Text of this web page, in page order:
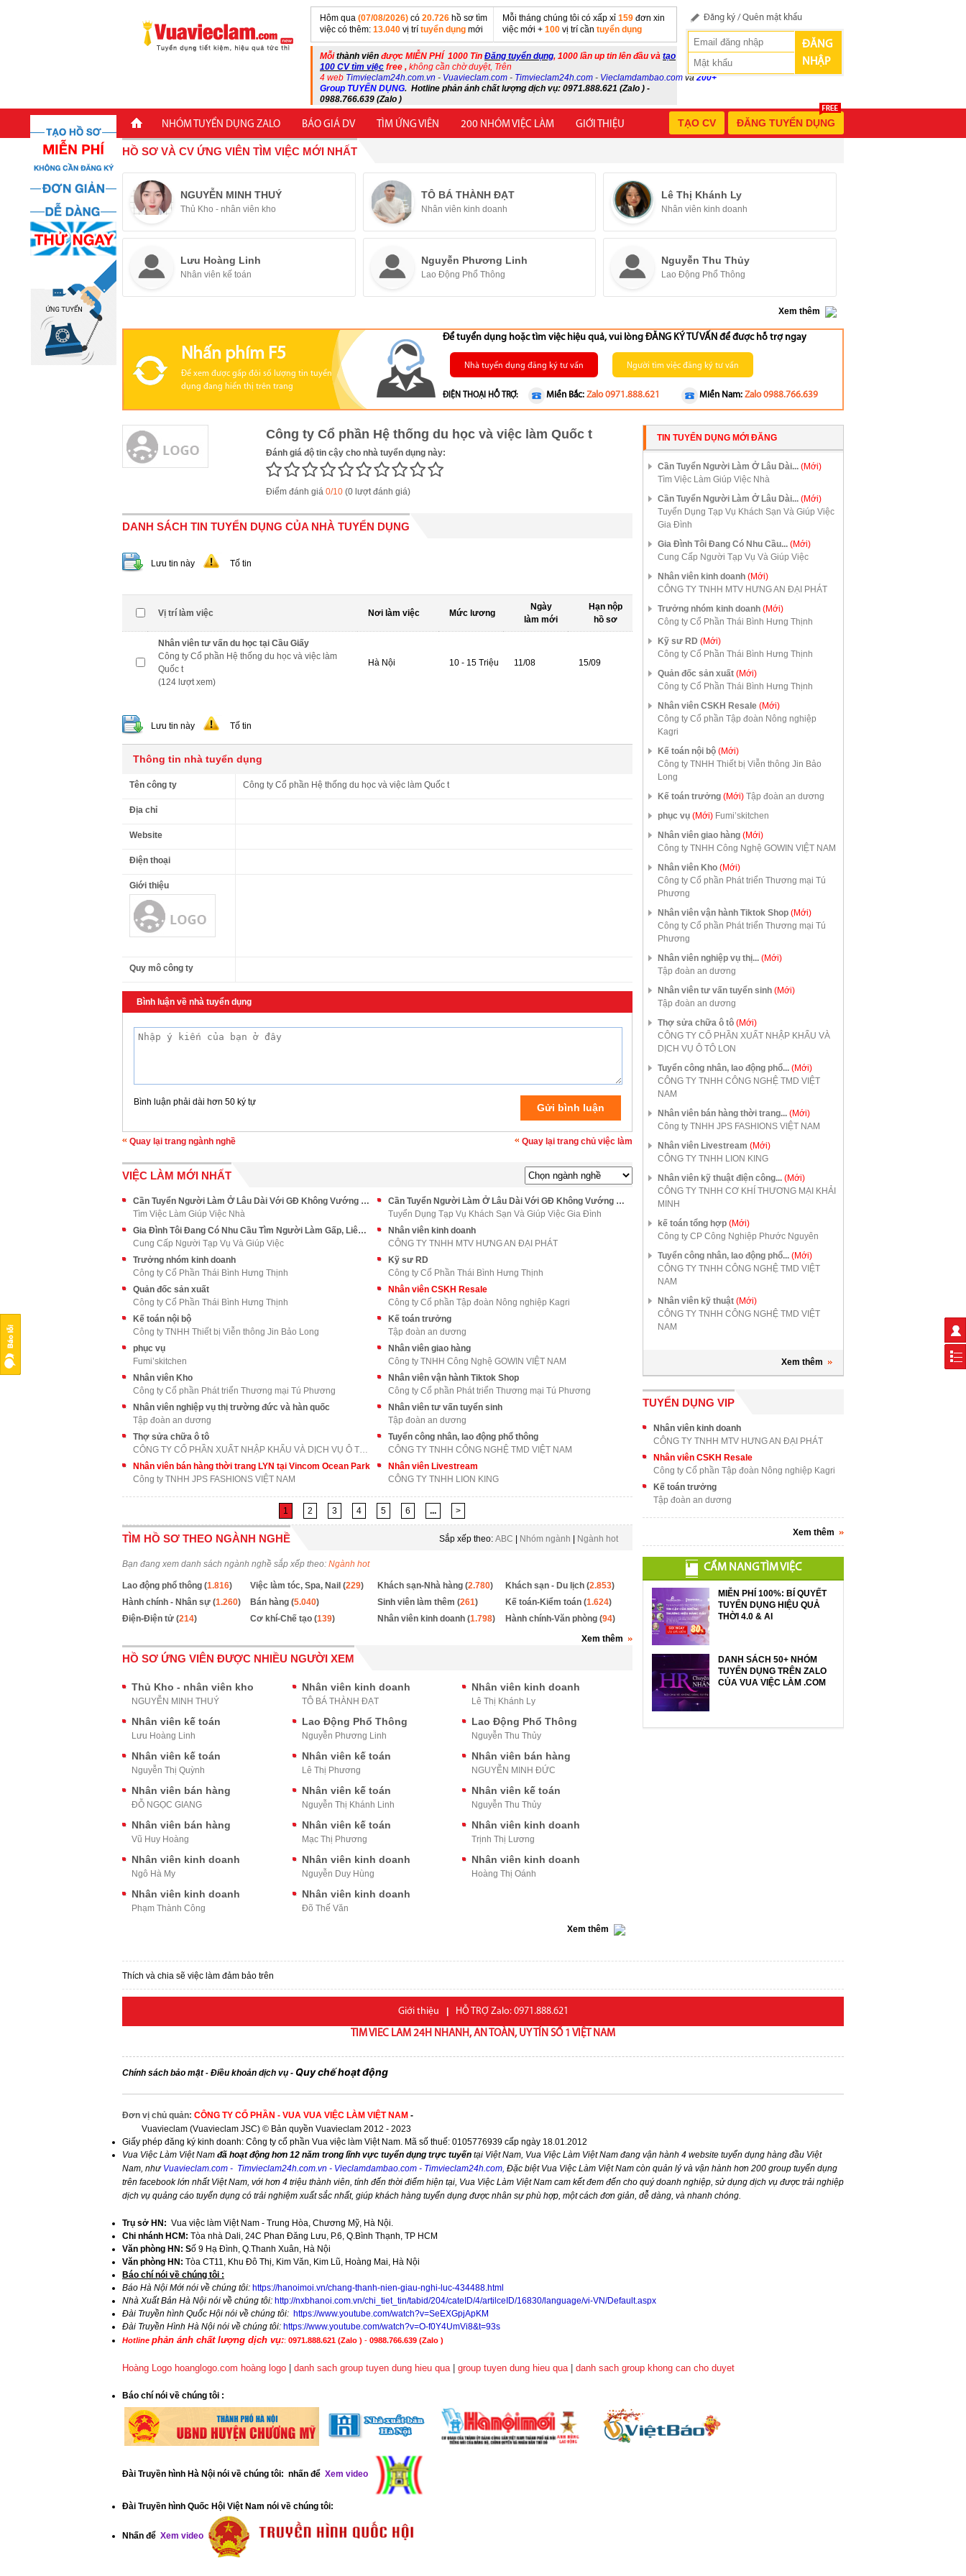
Hôm qua (07/08/2026) có 20.726 hồ sơ tìm
việc có thêm: 13.040 vị trí tuyển dụng mới
Mỗi tháng chúng tôi có xấp xỉ 159 đơn xin
việc mới + 100 vị trí cần tuyển dụng
Mỗithành viên được MIỄN PHÍ 1000 Tin Đăng tuyển dụng, 1000 lần up tin lên đầu và tạo
100 CV tìm việc free , không cần chờ duyệt, Trên
4 web Timvieclam24h.com.vn - Vuavieclam.com - Timvieclam24h.com - Vieclamdambao.com và 200+
Group TUYỂN DỤNG. Hotline phản ánh chất lượng dịch vụ: 0971.888.621 (Zalo ) -
0988.766.639 (Zalo )
Đăng ký /Quên mật khẩu
ĐĂNG
NHẬP
NHÓM TUYỂN DỤNG ZALO BÁO GIÁ DV TÌM ỨNG VIÊN 200 NHÓM VIỆC LÀM GIỚI THIỆU ĐĂNG TUYỂN DỤNG
TẠO CV
HỒ SƠ VÀ CV ỨNG VIÊN TÌM VIỆC MỚI NHẤT
NGUYỄN MINH THUÝ
Thủ Kho - nhân viên kho
TÔ BÁ THÀNH ĐẠT
Nhân viên kinh doanh
Lê Thị Khánh Ly
Nhân viên kinh doanh
Lưu Hoàng Linh
Nhân viên kế toán
Nguyễn Phương Linh
Lao Động Phổ Thông
Nguyễn Thu Thủy
Lao Động Phổ Thông
Xem thêm
Nhấn phím F5
Để xem được gấp đôi số lượng tin tuyển
dụng đang hiển thị trên trang
Để tuyển dụng hoặc tìm việc hiệu quả, vui lòng ĐĂNG KÝ TƯ VẤN để được hỗ trợ ngay
Nhà tuyển dụng đăng ký tư vấn Người tìm việc đăng ký tư vấn
ĐIỆN THOẠI HỖ TRỢ: Miền Nam: Zalo 0988.766.639
Miền Bắc: Zalo 0971.888.621
Công ty Cổ phần Hệ thống du học và việc làm Quốc t
Đánh giá độ tin cậy cho nhà tuyển dụng này:
Điểm đánh giá 0/10 (0 lượt đánh giá)
DANH SÁCH TIN TUYỂN DỤNG CỦA NHÀ TUYỂN DỤNG
Lưu tin này Tố tin
Vị trí làm việc Nơi làm việc Mức lương
Ngày
làm mới
Hạn nộp
hồ sơ
Nhân viên tư vấn du học tại Cầu Giấy
Công ty Cổ phần Hệ thống du học và việc làm
Quốc t
(124 lượt xem)
Hà Nội 10 - 15 Triệu 11/08 15/09
Lưu tin này Tố tin
Thông tin nhà tuyển dụng
Tên công ty Công ty Cổ phần Hệ thống du học và việc làm Quốc t
Địa chỉ
Website
Điện thoại
Giới thiệu
Quy mô công ty
Bình luận về nhà tuyển dụng
Bình luận phải dài hơn 50 ký tự
Quay lại trang ngành nghề Quay lại trang chủ việc làm
VIỆC LÀM MỚI NHẤT
Cần Tuyển Người Làm Ở Lâu Dài Với GĐ Không Vướng Bận Quá Nhiều
Tìm Việc Làm Giúp Việc Nhà
Cần Tuyển Người Làm Ở Lâu Dài Với GĐ Không Vướng Bận Và Ít Xin Nghỉ
Tuyển Dụng Tạp Vụ Khách Sạn Và Giúp Việc Gia Đình
Gia Đình Tôi Đang Có Nhu Cầu Tìm Người Làm Gấp, Liên Hệ Ngay
Cung Cấp Người Tạp Vụ Và Giúp Việc
Nhân viên kinh doanh
CÔNG TY TNHH MTV HƯNG AN ĐẠI PHÁT
Trưởng nhóm kinh doanh
Công ty Cổ Phần Thái Bình Hưng Thịnh
Kỹ sư RD
Công ty Cổ Phần Thái Bình Hưng Thịnh
Quản đốc sản xuất
Công ty Cổ Phần Thái Bình Hưng Thịnh
Nhân viên CSKH Resale
Công ty Cổ phần Tập đoàn Nông nghiệp Kagri
Kế toán nội bộ
Công ty TNHH Thiết bị Viễn thông Jin Bảo Long
Kế toán trưởng
Tập đoàn an dương
phục vụ
Fumi’skitchen
Nhân viên giao hàng
Công ty TNHH Công Nghệ GOWIN VIỆT NAM
Nhân viên Kho
Công ty Cổ phần Phát triển Thương mại Tú Phương
Nhân viên vận hành Tiktok Shop
Công ty Cổ phần Phát triển Thương mại Tú Phương
Nhân viên nghiệp vụ thị trường đức và hàn quốc
Tập đoàn an dương
Nhân viên tư vấn tuyển sinh
Tập đoàn an dương
Thợ sửa chữa ô tô
CÔNG TY CỔ PHẦN XUẤT NHẬP KHẨU VÀ DỊCH VỤ Ô TÔ LON
Tuyển công nhân, lao động phổ thông
CÔNG TY TNHH CÔNG NGHỆ TMD VIỆT NAM
Nhân viên bán hàng thời trang LYN tại Vincom Ocean Park
Công ty TNHH JPS FASHIONS VIỆT NAM
Nhân viên Livestream
CÔNG TY TNHH LION KING
1 2 3 4 5 6 ... >
TÌM HỒ SƠ THEO NGÀNH NGHỀ Sắp xếp theo: ABC Nhóm ngành Ngành hot
Bạn đang xem danh sách ngành nghề sắp xếp theo: Ngành hot
Lao động phổ thông (1.816) Việc làm tóc, Spa, Nail (229) Khách sạn-Nhà hàng (2.780) Khách sạn - Du lịch (2.853)
Hành chính - Nhân sự (1.260) Bán hàng (5.040) Sinh viên làm thêm (261) Kế toán-Kiểm toán (1.624)
Điện-Điện tử (214) Cơ khí-Chế tạo (139) Nhân viên kinh doanh (1.798) Hành chính-Văn phòng (94)
Xem thêm
HỒ SƠ ỨNG VIÊN ĐƯỢC NHIỀU NGƯỜI XEM
Thủ Kho - nhân viên kho
NGUYỄN MINH THUÝ
Nhân viên kinh doanh
TÔ BÁ THÀNH ĐẠT
Nhân viên kinh doanh
Lê Thị Khánh Ly
Nhân viên kế toán
Lưu Hoàng Linh
Lao Động Phổ Thông
Nguyễn Phương Linh
Lao Động Phổ Thông
Nguyễn Thu Thủy
Nhân viên kế toán
Nguyễn Thị Quỳnh
Nhân viên kế toán
Lê Thị Phương
Nhân viên bán hàng
NGUYỄN MINH ĐỨC
Nhân viên bán hàng
ĐỖ NGỌC GIANG
Nhân viên kế toán
Nguyễn Thị Khánh Linh
Nhân viên kế toán
Nguyễn Thu Thủy
Nhân viên bán hàng
Vũ Huy Hoàng
Nhân viên kế toán
Mạc Thị Phương
Nhân viên kinh doanh
Trịnh Thị Lương
Nhân viên kinh doanh
Ngô Hà My
Nhân viên kinh doanh
Nguyễn Duy Hùng
Nhân viên kinh doanh
Hoàng Thị Oánh
Nhân viên kinh doanh
Phạm Thành Công
Nhân viên kinh doanh
Đõ Thế Văn
Xem thêm
TIN TUYỂN DỤNG MỚI ĐĂNG
Cần Tuyển Người Làm Ở Lâu Dài... (Mới)
Tìm Việc Làm Giúp Việc Nhà
Cần Tuyển Người Làm Ở Lâu Dài... (Mới)
Tuyển Dụng Tạp Vụ Khách Sạn Và Giúp Việc
Gia Đình
Gia Đình Tôi Đang Có Nhu Cầu... (Mới)
Cung Cấp Người Tạp Vụ Và Giúp Việc
Nhân viên kinh doanh (Mới)
CÔNG TY TNHH MTV HƯNG AN ĐẠI PHÁT
Trưởng nhóm kinh doanh (Mới)
Công ty Cổ Phần Thái Bình Hưng Thịnh
Kỹ sư RD (Mới)
Công ty Cổ Phần Thái Bình Hưng Thịnh
Quản đốc sản xuất (Mới)
Công ty Cổ Phần Thái Bình Hưng Thịnh
Nhân viên CSKH Resale (Mới)
Công ty Cổ phần Tập đoàn Nông nghiệp
Kagri
Kế toán nội bộ (Mới)
Công ty TNHH Thiết bị Viễn thông Jin Bảo
Long
Kế toán trưởng (Mới) Tập đoàn an dương
phục vụ (Mới) Fumi’skitchen
Nhân viên giao hàng (Mới)
Công ty TNHH Công Nghệ GOWIN VIỆT NAM
Nhân viên Kho (Mới)
Công ty Cổ phần Phát triển Thương mại Tú
Phương
Nhân viên vận hành Tiktok Shop (Mới)
Công ty Cổ phần Phát triển Thương mại Tú
Phương
Nhân viên nghiệp vụ thị... (Mới)
Tập đoàn an dương
Nhân viên tư vấn tuyển sinh (Mới)
Tập đoàn an dương
Thợ sửa chữa ô tô (Mới)
CÔNG TY CỔ PHẦN XUẤT NHẬP KHẨU VÀ
DỊCH VỤ Ô TÔ LON
Tuyển công nhân, lao động phổ... (Mới)
CÔNG TY TNHH CÔNG NGHỆ TMD VIỆT
NAM
Nhân viên bán hàng thời trang... (Mới)
Công ty TNHH JPS FASHIONS VIỆT NAM
Nhân viên Livestream (Mới)
CÔNG TY TNHH LION KING
Nhân viên kỹ thuật điện công... (Mới)
CÔNG TY TNHH CƠ KHÍ THƯƠNG MẠI KHẢI
MINH
kế toán tổng hợp (Mới)
Công ty CP Công Nghiệp Phước Nguyên
Tuyển công nhân, lao động phổ... (Mới)
CÔNG TY TNHH CÔNG NGHỆ TMD VIỆT
NAM
Nhân viên kỹ thuật (Mới)
CÔNG TY TNHH CÔNG NGHỆ TMD VIỆT
NAM
Xem thêm
TUYỂN DỤNG VIP
Nhân viên kinh doanh
CÔNG TY TNHH MTV HƯNG AN ĐẠI PHÁT
Nhân viên CSKH Resale
Công ty Cổ phần Tập đoàn Nông nghiệp Kagri
Kế toán trưởng
Tập đoàn an dương
Xem thêm
CẨM NANG TÌM VIỆC
MIỄN PHÍ 100%: BÍ QUYẾT
TUYỂN DỤNG HIỆU QUẢ
THỜI 4.0 & AI
DANH SÁCH 50+ NHÓM
TUYỂN DỤNG TRÊN ZALO
CỦA VUA VIỆC LÀM .COM
Thích và chia sẽ việc làm đảm bảo trên
Giới thiệu HỖ TRỢ Zalo: 0971.888.621
TIM VIEC LAM 24H NHANH, AN TOÀN, UY TÍN SỐ 1 VIỆT NAM
Chính sách bảo mật- Điều khoản dịch vụ - Quy chế hoạt động
Đơn vị chủ quản: CÔNG TY CỔ PHẦN - VUA VUA VIỆC LÀM VIỆT NAM -
Vuavieclam (Vuavieclam JSC) © Bản quyền Vuavieclam 2012 - 2023
Giấy phép đăng ký kinh doanh: Công ty cổ phần Vua việc làm Việt Nam. Mã số thuế: 0105776939 cấp ngày 18.01.2012
Vua Việc Làm Việt Nam đã hoạt động hơn 12 năm trong lĩnh vực tuyển dụng trực tuyến tại Việt Nam, Vua Việc Làm Việt Nam đang vận hành 4 website tuyển dụng hàng đầu Việt
Nam, như Vuavieclam.com - Timvieclam24h.com.vn - Vieclamdambao.com - Timvieclam24h.com, Đặc biệt Vua Việc Làm Việt Nam còn quản lý và vận hành hơn 200 group tuyển dụng
trên facebook lớn nhất Việt Nam, với hơn 4 triệu thành viên, tính đến thời điểm hiện tại, Vua Việc Làm Việt Nam cam kết đem đến cho quý doanh nghiệp, sử dụng dịch vụ được trải nghiệp
dịch vụ quảng cáo tuyển dụng có trải nghiệm xuất sắc nhất, giúp khách hàng tuyển dụng được nhân sự phù hợp, một cách đơn giản, dễ dàng, và nhanh chóng.
Trụ sở HN: Vua việc làm Việt Nam - Trung Hòa, Chương Mỹ, Hà Nội.
Chi nhánh HCM: Tòa nhà Dali, 24C Phan Đăng Lưu, P.6, Q.Bình Thạnh, TP HCM
Văn phòng HN: Số 9 Hạ Đình, Q.Thanh Xuân, Hà Nội
Văn phòng HN: Tòa CT11, Khu Đô Thị, Kim Văn, Kim Lũ, Hoàng Mai, Hà Nội
​Báo chí nói về chúng tôi :
Báo Hà Nội Mới nói về chúng tôi: https://hanoimoi.vn/chang-thanh-nien-giau-nghi-luc-434488.html
Nhà Xuất Bản Hà Nội nói về chúng tôi: http://nxbhanoi.com.vn/chi_tiet_tin/tabid/204/cateID/4/artilceID/16830/language/vi-VN/Default.aspx
Đài Truyền hình Quốc Hội nói về chúng tôi: https://www.youtube.com/watch?v=SeEXGpjApKM
Đài Truyền Hình Hà Nội nói về chúng tôi: https://www.youtube.com/watch?v=O-f0Y4UmVi8&t=93s
Hotline phản ánh chất lượng dịch vụ:: 0971.888.621 (Zalo ) - 0988.766.639 (Zalo )
Hoàng Logo hoanglogo.com hoàng logo danh sach group tuyen dung hieu qua| group tuyen dung hieu qua| danh sach group khong can cho duyet
​Báo chí nói về chúng tôi :
Đài Truyền hình Hà Nội nói về chúng tôi: nhấn để Xem video
Đài Truyền hình Quốc Hội Việt Nam nói về chúng tôi:
Nhấn để Xem video